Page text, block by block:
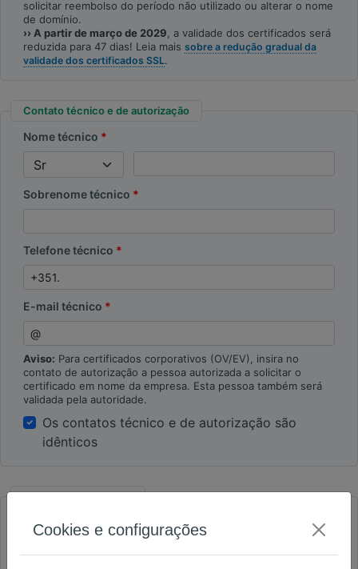
solicitar reembolso do período não utilizado ou alterar o nome
de domínio.
›› A partir de março de 2029, a validade dos certificados será
reduzida para 47 dias! Leia mais sobre a redução gradual da
validade dos certificados SSL.
Contato técnico e de autorização
Nome técnico
Sobrenome técnico
Telefone técnico
E-mail técnico
Aviso: Para certificados corporativos (OV/EV), insira no
contato de autorização a pessoa autorizada a solicitar o
certificado em nome da empresa. Esta pessoa também será
validada pela autoridade.
Os contatos técnico e de autorização são
idênticos
Detalhes de faturação
Conta empresarial Conta pessoal
Cookies e configurações